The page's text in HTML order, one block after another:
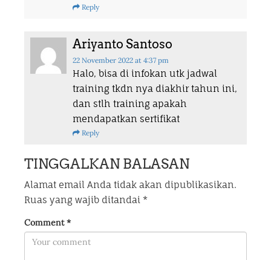
Reply
Ariyanto Santoso
22 November 2022 at 4:37 pm
Halo, bisa di infokan utk jadwal
training tkdn nya diakhir tahun ini,
dan stlh training apakah
mendapatkan sertifikat
Reply
TINGGALKAN BALASAN
Alamat email Anda tidak akan dipublikasikan.
Ruas yang wajib ditandai *
Comment*